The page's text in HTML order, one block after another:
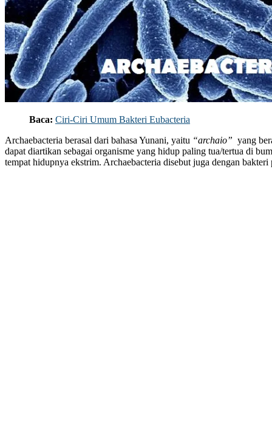
Baca: Ciri-Ciri Umum Bakteri Eubacteria
Archaebacteria berasal dari bahasa Yunani, yaitu “archaio” yang
dapat diartikan sebagai organisme yang hidup paling tua/tertua di
tempat hidupnya ekstrim. Archaebacteria disebut juga dengan bakteri